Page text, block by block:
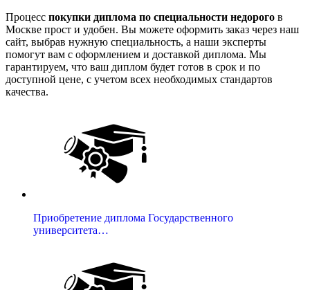
Процесс покупки диплома по специальности недорого в
Москве прост и удобен. Вы можете оформить заказ через наш
сайт, выбрав нужную специальность, а наши эксперты
помогут вам с оформлением и доставкой диплома. Мы
гарантируем, что ваш диплом будет готов в срок и по
доступной цене, с учетом всех необходимых стандартов
качества.
Приобретение диплома Государственного
университета…